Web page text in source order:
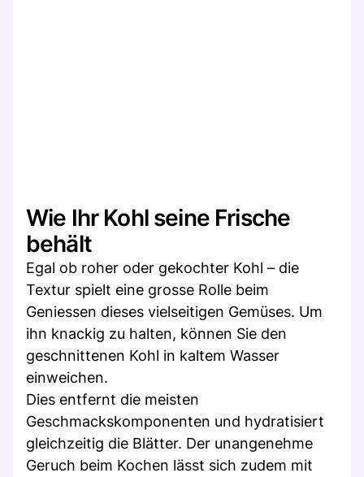
Wie Ihr Kohl seine Frische
behält
Egal ob roher oder gekochter Kohl – die
Textur spielt eine grosse Rolle beim
Geniessen dieses vielseitigen Gemüses. Um
ihn knackig zu halten, können Sie den
geschnittenen Kohl in kaltem Wasser
einweichen.
Dies entfernt die meisten
Geschmackskomponenten und hydratisiert
gleichzeitig die Blätter. Der unangenehme
Geruch beim Kochen lässt sich zudem mit